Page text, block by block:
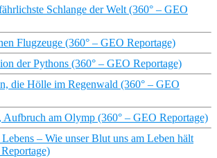
Schlange der Welt (360° – GEO
Flugzeuge (360° – GEO Reportage)
der Pythons (360° – GEO Reportage)
die Hölle im Regenwald (360° – GEO
Aufbruch am Olymp (360° – GEO Reportage)
– Wie unser Blut uns am Leben hält